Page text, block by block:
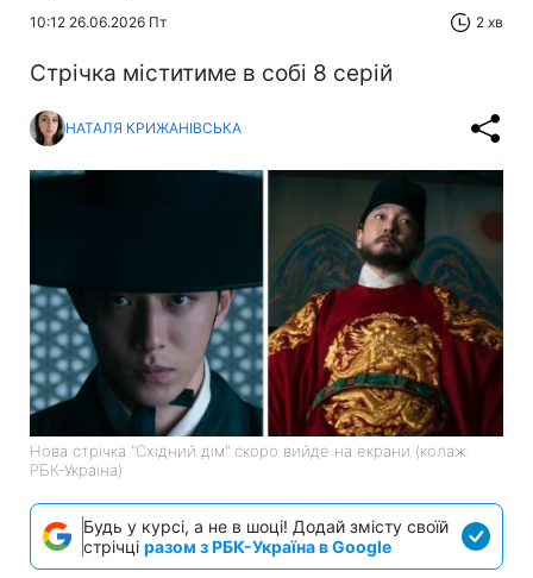
10:12 26.06.2026 Пт 2 хв
Стрічка міститиме в собі 8 серій
НАТАЛЯ КРИЖАНІВСЬКА
Нова стрічка "Східний дім" скоро вийде на екрани (колаж:
РБК-Україна)
Будь у курсі, а не в шоці! Додай змісту своїй
стрічці разом з РБК-Україна в Google